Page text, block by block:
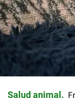
Salud animal